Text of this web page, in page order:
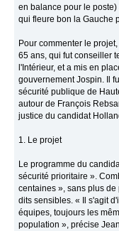
en balance pour le
qui fleure bon la Gauche
Pour commenter le
65 ans, qui fut conseiller
l'Intérieur, et a mis en
gouvernement Jospin. Il
sécurité publique de
autour de François
justice du candidat
1. Le projet
Le programme du
sécurité prioritaire ».
centaines », sans plus
dits sensibles. « Il s'agit
équipes, toujours les
population », précise